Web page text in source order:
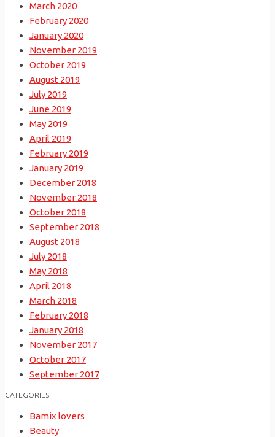
March 2020
February 2020
January 2020
November 2019
October 2019
August 2019
July 2019
June 2019
May 2019
April 2019
February 2019
January 2019
December 2018
November 2018
October 2018
September 2018
August 2018
July 2018
May 2018
April 2018
March 2018
February 2018
January 2018
November 2017
October 2017
September 2017
CATEGORIES
Bamix lovers
Beauty